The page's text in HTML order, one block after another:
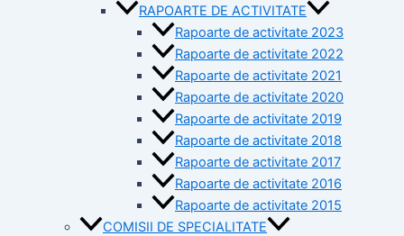
RAPOARTE DE ACTIVITATE
Rapoarte de activitate 2023
Rapoarte de activitate 2022
Rapoarte de activitate 2021
Rapoarte de activitate 2020
Rapoarte de activitate 2019
Rapoarte de activitate 2018
Rapoarte de activitate 2017
Rapoarte de activitate 2016
Rapoarte de activitate 2015
COMISII DE SPECIALITATE